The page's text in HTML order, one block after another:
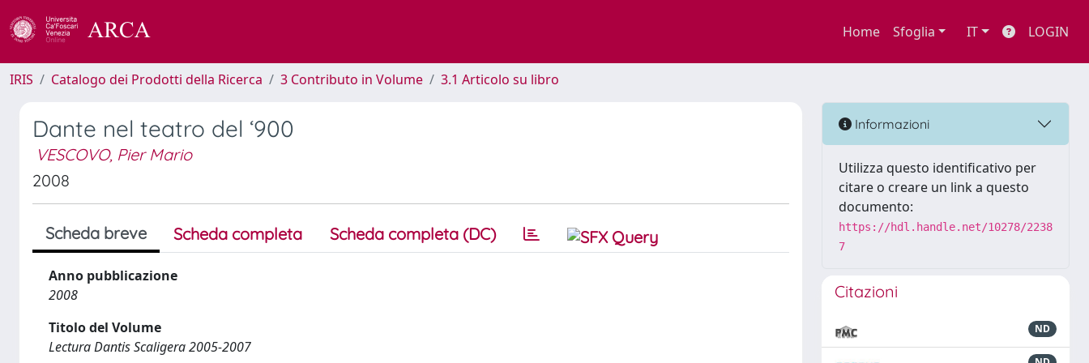
Home Sfoglia IT LOGIN
IRIS Catalogo dei Prodotti della Ricerca 3 Contributo in Volume 3.1 Articolo su libro
Dante nel teatro del ‘900
VESCOVO, Pier Mario
2008
Scheda breve Scheda completa Scheda completa (DC)
Anno pubblicazione
2008
Titolo del Volume
Lectura Dantis Scaligera 2005-2007
Informazioni
Utilizza questo identificativo per
citare o creare un link a questo
documento:
https://hdl.handle.net/10278/2238
7
Citazioni
ND